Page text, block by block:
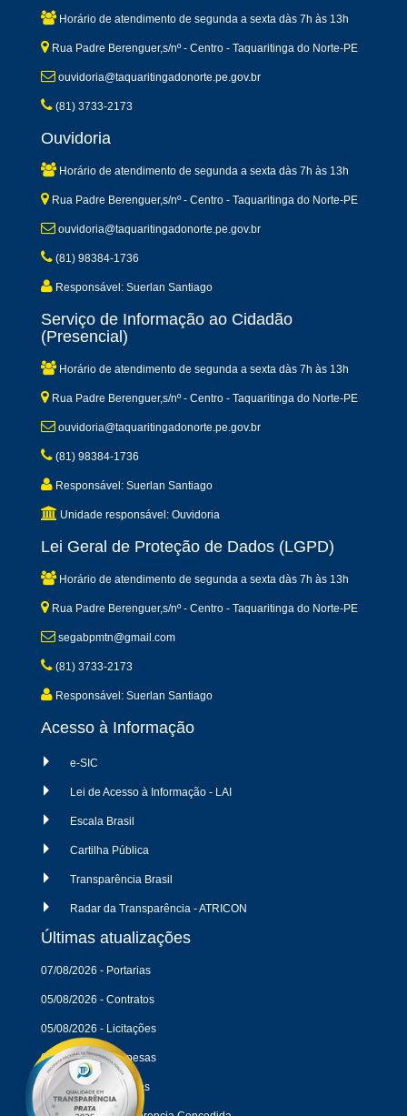
Horário de atendimento de segunda a sexta dàs 7h às 13h
Rua Padre Berenguer,s/nº - Centro - Taquaritinga do Norte-PE
ouvidoria@taquaritingadonorte.pe.gov.br
(81) 3733-2173
Ouvidoria
Horário de atendimento de segunda a sexta dàs 7h às 13h
Rua Padre Berenguer,s/nº - Centro - Taquaritinga do Norte-PE
ouvidoria@taquaritingadonorte.pe.gov.br
(81) 98384-1736
Responsável: Suerlan Santiago
Serviço de Informação ao Cidadão
(Presencial)
Horário de atendimento de segunda a sexta dàs 7h às 13h
Rua Padre Berenguer,s/nº - Centro - Taquaritinga do Norte-PE
ouvidoria@taquaritingadonorte.pe.gov.br
(81) 98384-1736
Responsável: Suerlan Santiago
Unidade responsável: Ouvidoria
Lei Geral de Proteção de Dados (LGPD)
Horário de atendimento de segunda a sexta dàs 7h às 13h
Rua Padre Berenguer,s/nº - Centro - Taquaritinga do Norte-PE
segabpmtn@gmail.com
(81) 3733-2173
Responsável: Suerlan Santiago
Acesso à Informação
e-SIC
Lei de Acesso à Informação - LAI
Escala Brasil
Cartilha Pública
Transparência Brasil
Radar da Transparência - ATRICON
Últimas atualizações
07/08/2026 - Portarias
05/08/2026 - Contratos
05/08/2026 - Licitações
04/08/2026 - Despesas
04/08/2026 - Receitas